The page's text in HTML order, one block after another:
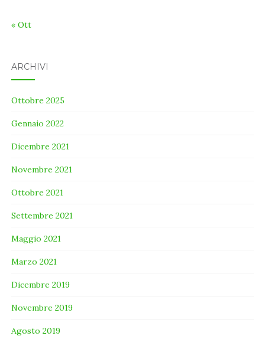
« Ott
ARCHIVI
Ottobre 2025
Gennaio 2022
Dicembre 2021
Novembre 2021
Ottobre 2021
Settembre 2021
Maggio 2021
Marzo 2021
Dicembre 2019
Novembre 2019
Agosto 2019